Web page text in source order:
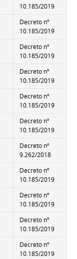
10.185/2019
Decreto nº
10.185/2019
Decreto nº
10.185/2019
Decreto nº
10.185/2019
Decreto nº
10.185/2019
Decreto nº
10.185/2019
Decreto nº
9.262/2018
Decreto nº
10.185/2019
Decreto nº
10.185/2019
Decreto nº
10.185/2019
Decreto nº
10.185/2019